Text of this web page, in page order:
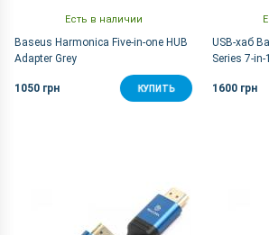
Есть в наличии
Baseus Harmonica Five-in-one HUB
Adapter Grey
1050 грн КУПИТЬ
USB-хаб
Series 7-in-1
1600 грн